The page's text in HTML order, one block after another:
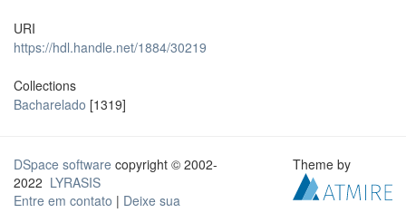
URI
https://hdl.handle.net/1884/30219
Collections
Bacharelado [1319]
DSpace software copyright © 2002-
2022 LYRASIS
Entre em contato | Deixe sua
Theme by